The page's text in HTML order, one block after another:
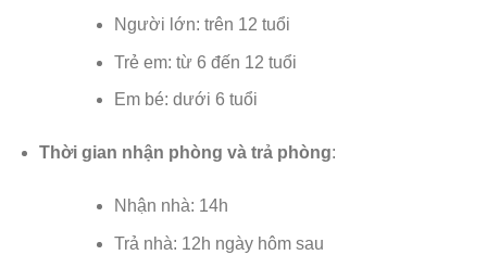
Người lớn: trên 12 tuổi
Trẻ em: từ 6 đến 12 tuổi
Em bé: dưới 6 tuổi
Thời gian nhận phòng và trả phòng:
Nhận nhà: 14h
Trả nhà: 12h ngày hôm sau